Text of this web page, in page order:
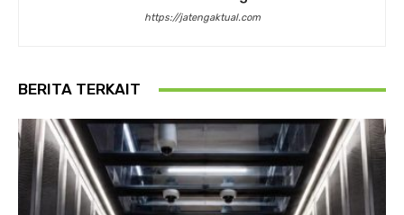
https://jatengaktual.com
BERITA TERKAIT